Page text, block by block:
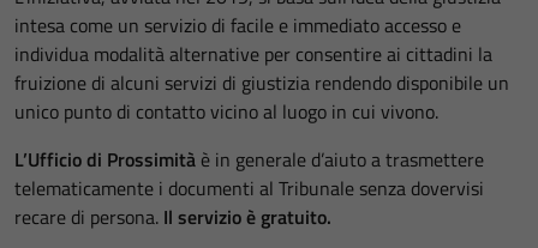
intesa come un servizio di facile e immediato accesso e
individua modalità alternative per consentire ai cittadini la
fruizione di alcuni servizi di giustizia rendendo disponibile un
unico punto di contatto vicino al luogo in cui vivono.
L’Ufficio di Prossimità è in generale d’aiuto a trasmettere
telematicamente i documenti al Tribunale senza dovervisi
recare di persona. Il servizio è gratuito.